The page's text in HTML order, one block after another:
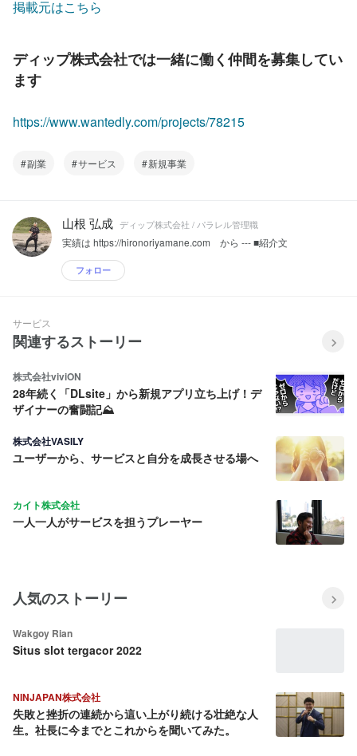
掲載元はこちら
ディップ株式会社では一緒に働く仲間を募集してい
ます
https://www.wantedly.com/projects/78215
副業 サービス 新規事業
山根 弘成 ディップ株式会社 / パラレル管理職
実績は https://hironoriyamane.com から --- ■紹介文
フォロー
サービス
関連するストーリー
株式会社viviON
28年続く「DLsite」から新規アプリ立ち上げ！デ
ザイナーの奮闘記⛰️
株式会社VASILY
ユーザーから、サービスと自分を成長させる場へ
カイト株式会社
一人一人がサービスを担うプレーヤー
人気のストーリー
Wakgoy Rian
Situs slot tergacor 2022
NINJAPAN株式会社
失敗と挫折の連続から這い上がり続ける壮絶な人
生。社長に今までとこれからを聞いてみた。